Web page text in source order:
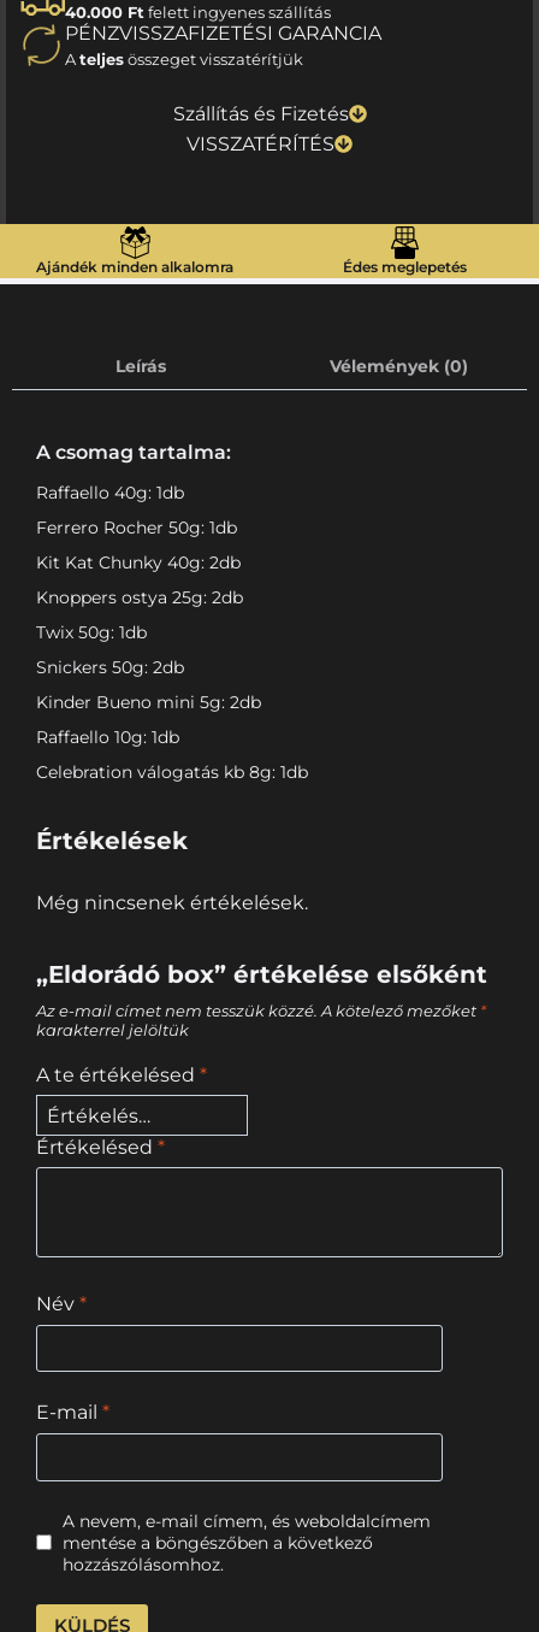
40.000 Ftfelett ingyenes szállítás
PÉNZVISSZAFIZETÉSI GARANCIA
Ateljesösszeget visszatérítjük
Szállítás és Fizetés
VISSZATÉRÍTÉS
Ajándék minden alkalomra Édes meglepetés
Leírás Vélemények (0)
A csomag tartalma:
Raffaello 40g: 1db
Ferrero Rocher 50g: 1db
Kit Kat Chunky 40g: 2db
Knoppers ostya 25g: 2db
Twix 50g: 1db
Snickers 50g: 2db
Kinder Bueno mini 5g: 2db
Raffaello 10g: 1db
Celebration válogatás kb 8g: 1db
Értékelések
Még nincsenek értékelések.
„Eldorádó box” értékelése elsőként
Az e-mail címet nem tesszük közzé. A kötelező mezőket *
karakterrel jelöltük
A te értékelésed *
Értékelésed *
Név *
E-mail *
A nevem, e-mail címem, és weboldalcímem
mentése a böngészőben a következő
hozzászólásomhoz.